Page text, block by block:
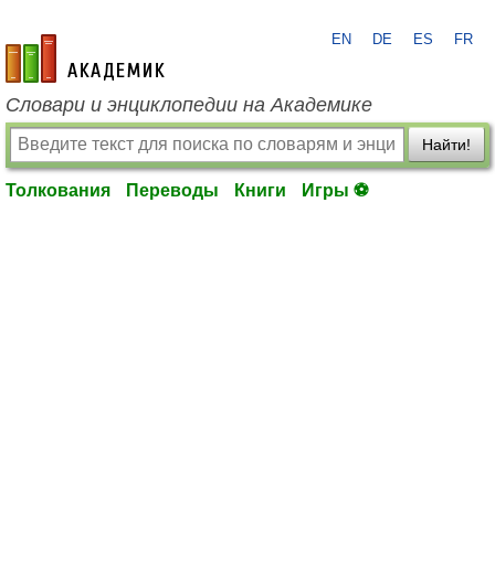
academic.ru
EN DE ES FR
Словари и энциклопедии на Академике
Найти!
Толкования Переводы Книги Игры ⚽